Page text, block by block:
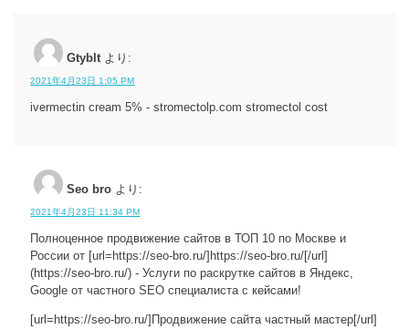
Gtyblt より:
2021年4月23日 1:05 PM
ivermectin cream 5% - stromectolp.com stromectol cost
Seo bro より:
2021年4月23日 11:34 PM
Полноценное продвижение сайтов в ТОП 10 по Москве и
России от [url=https://seo-bro.ru/]https://seo-bro.ru/[/url]
(https://seo-bro.ru/) - Услуги по раскрутке сайтов в Яндекс,
Google от частного SEO специалиста с кейсами!
[url=https://seo-bro.ru/]Продвижение сайта частный мастер[/url]